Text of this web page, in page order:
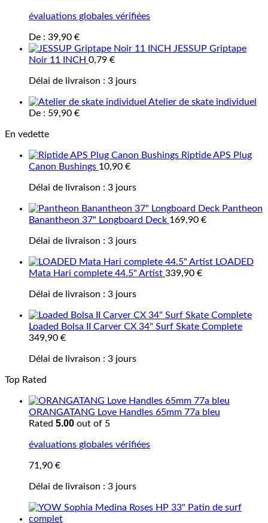
évaluations globales vérifiées
De : 39,90 €
JESSUP Griptape
Noir 11 INCH 0,79 €
Délai de livraison : 3 jours
Atelier de skate individuel
De : 59,90 €
En vedette
Riptide APS Plug
Canon Bushings 10,90 €
Délai de livraison : 3 jours
Pantheon
Banantheon 37" Longboard Deck 169,90 €
Délai de livraison : 3 jours
LOADED
Mata Hari complete 44.5" Artist 339,90 €
Délai de livraison : 3 jours
Loaded Bolsa II Carver CX 34" Surf Skate Complete
349,90 €
Délai de livraison : 3 jours
Top Rated
ORANGATANG Love Handles 65mm 77a bleu
Rated 5.00 out of 5
évaluations globales vérifiées
71,90 €
Délai de livraison : 3 jours